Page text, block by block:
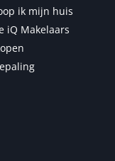
ik mijn huis
iQ Makelaars